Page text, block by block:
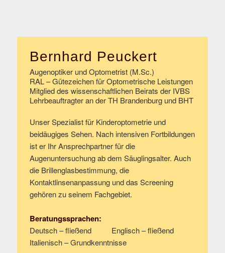
Bernhard Peuckert
Augenoptiker und Optometrist (M.Sc.)
RAL – Gütezeichen für Optometrische Leistungen
Mitglied des wissenschaftlichen Beirats der IVBS
Lehrbeauftragter an der TH Brandenburg und BHT
Unser Spezialist für Kinderoptometrie und
beidäugiges Sehen. Nach intensiven Fortbildungen
ist er Ihr Ansprechpartner für die
Augenuntersuchung ab dem Säuglingsalter. Auch
die Brillenglasbestimmung, die
Kontaktlinsenanpassung und das Screening
gehören zu seinem Fachgebiet.
Beratungssprachen:
Deutsch – fließend Englisch – fließend
Italienisch – Grundkenntnisse